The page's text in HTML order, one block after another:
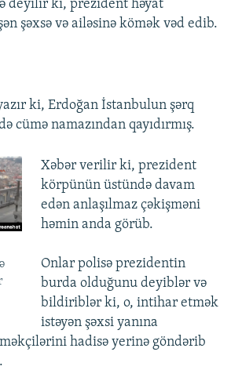
deyilir ki, prezident həyat
şəxsə və ailəsinə kömək vəd edib.
ki, Erdoğan İstanbulun şərq
cümə namazından qayıdırmış.
Xəbər verilir ki, prezident
körpünün üstündə davam
edən anlaşılmaz çəkişməni
həmin anda görüb.​
Onlar polisə prezidentin
burda olduğunu deyiblər və
bildiriblər ki, o, intihar etmək
istəyən şəxsi yanına
hadisə yerinə göndərib